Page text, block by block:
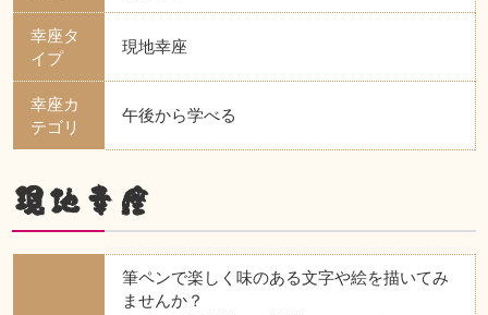
幸座タ
イプ
現地幸座
幸座カ
テゴリ
午後から学べる
現地幸座
筆ペンで楽しく味のある文字や絵を描いてみ
ませんか？